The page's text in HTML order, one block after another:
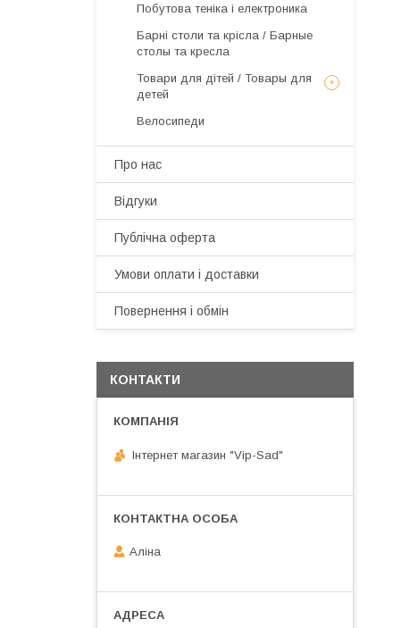
Побутова теніка і електроника
Барні столи та крісла / Барные
столы та кресла
Товари для дітей / Товары для
детей
Велосипеди
Про нас
Відгуки
Публічна оферта
Умови оплати і доставки
Повернення і обмін
КОНТАКТИ
Інтернет магазин "Vip-Sad"
Аліна